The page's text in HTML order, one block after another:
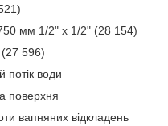
мм 1/2" x 1/2" (28 154)
(27 596)
потік води
поверхня
вапняних відкладень